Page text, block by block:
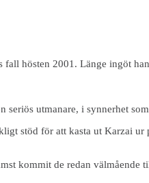
hösten 2001. Länge ingöt
utmanare, i synnerhet
stöd för att kasta ut Karzai ur
kommit de redan